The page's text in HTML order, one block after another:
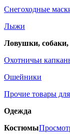
Снегоходные
Лыжи
Ловушки, собаки,
Охотничьи
Ошейники
Прочие товары
Одежда
Костюмы